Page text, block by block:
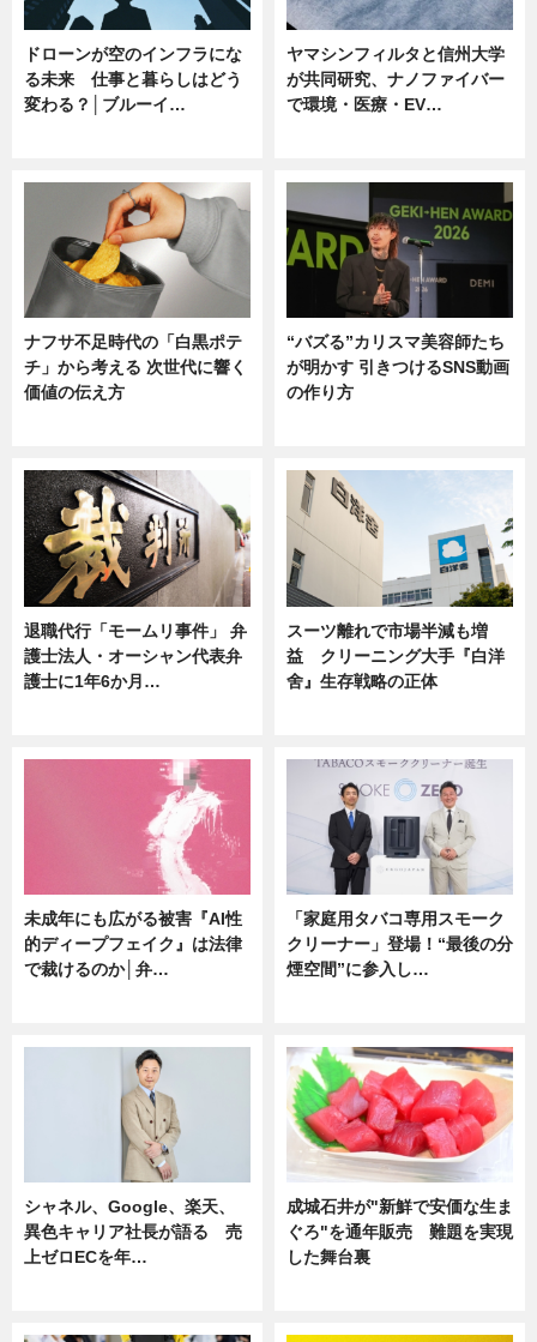
ドローンが空のインフラにな
る未来 仕事と暮らしはどう
変わる？│ブルーイ…
ヤマシンフィルタと信州大学
が共同研究、ナノファイバー
で環境・医療・EV…
ナフサ不足時代の「白黒ポテ
チ」から考える 次世代に響く
価値の伝え方
“バズる”カリスマ美容師たち
が明かす 引きつけるSNS動画
の作り方
退職代行「モームリ事件」 弁
護士法人・オーシャン代表弁
護士に1年6か月…
スーツ離れで市場半減も増
益 クリーニング大手『白洋
舍』生存戦略の正体
未成年にも広がる被害『AI性
的ディープフェイク』は法律
で裁けるのか│弁…
「家庭用タバコ専用スモーク
クリーナー」登場！“最後の分
煙空間”に参入し…
シャネル、Google、楽天、
異色キャリア社長が語る 売
上ゼロECを年…
成城石井が"新鮮で安価な生ま
ぐろ"を通年販売 難題を実現
した舞台裏